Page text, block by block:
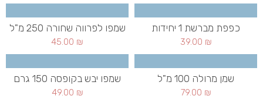
כפפת מברשת 1 יחידות
39.00 ₪
שמפו לפרווה שחורה 250 מ"ל
45.00 ₪
שמן מרולה 100 מ"ל
79.00 ₪
שמפו יבש בקופסה 150 גרם
49.00 ₪